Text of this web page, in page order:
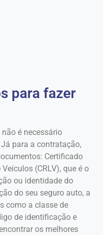
para fazer
é necessário
para a contratação,
Certificado
(CRLV), que é o
ou identidade do
do seu seguro auto, a
como a classe de
de identificação e
os melhores